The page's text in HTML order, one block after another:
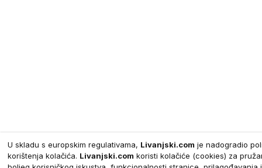
U skladu s europskim regulativama, Livanjski.com je nadogradio
korištenja kolačića. Livanjski.com koristi kolačiće (cookies) za